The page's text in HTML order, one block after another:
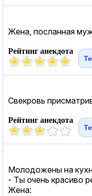
Жена, посланная
Рейтинг анекдота
Свекровь
Рейтинг анекдота
Молодожены на
- Ты очень красиво
Жена: